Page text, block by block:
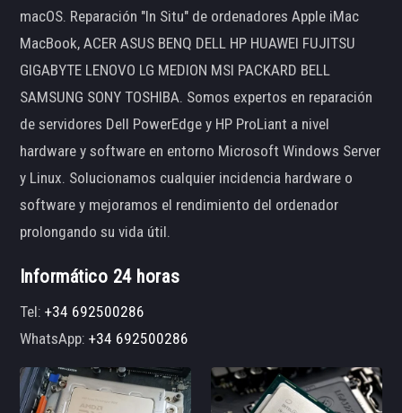
macOS. Reparación "In Situ" de ordenadores Apple iMac
MacBook, ACER ASUS BENQ DELL HP HUAWEI FUJITSU
GIGABYTE LENOVO LG MEDION MSI PACKARD BELL
SAMSUNG SONY TOSHIBA. Somos expertos en reparación
de servidores Dell PowerEdge y HP ProLiant a nivel
hardware y software en entorno Microsoft Windows Server
y Linux. Solucionamos cualquier incidencia hardware o
software y mejoramos el rendimiento del ordenador
prolongando su vida útil.
Informático 24 horas
Tel:+34 692500286
WhatsApp:+34 692500286